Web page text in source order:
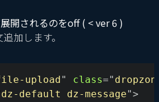
開されるのをoff ( < ver 6 )
加します。
upload" class="
dz-default dz-message">